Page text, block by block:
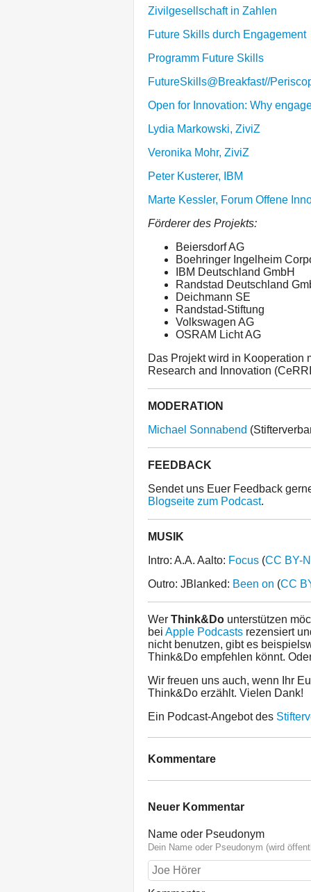
Zivilgesellschaft in Zahlen
Future Skills durch Engagement
Programm Future Skills
FutureSkills@Breakfast//
Open for Innovation: Why
Lydia Markowski, ZiviZ
Veronika Mohr, ZiviZ
Peter Kusterer, IBM
Marte Kessler, Forum Offene
Förderer des Projekts:
Beiersdorf AG
Boehringer Ingelheim
IBM Deutschland GmbH
Randstad Deutschland
Deichmann SE
Randstad-Stiftung
Volkswagen AG
OSRAM Licht AG
Das Projekt wird in Kooperation
Research and Innovation
MODERATION
Michael Sonnabend
FEEDBACK
Sendet uns Euer Feedback
Blogseite zum Podcast.
MUSIK
Intro: A.A. Aalto: Focus (CC BY-
Outro: JBlanked: Been on (CC
Wer Think&Do unterstützen
bei Apple Podcasts rezensiert
nicht benutzen, gibt es
Think&Do empfehlen könnt.
Wir freuen uns auch, wenn Ihr
Think&Do erzählt. Vielen Dank!
Ein Podcast-Angebot des
Kommentare
Neuer Kommentar
Name oder Pseudonym
Dein Name oder Pseudonym (wird